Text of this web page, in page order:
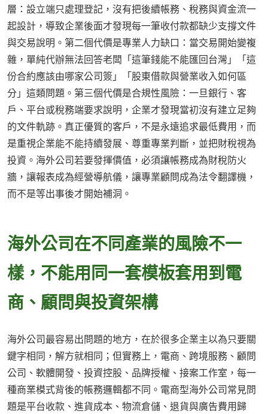
層：設立端只處理登記，沒有把後續帳務、稅務與資金流一
起設計，導致企業後面才發現每一筆收付款都缺少支撐文件
與交易說明。第二個代價是專業人力缺口：當交易開始變複
雜，單純代辦無法回答老闆「這筆錢能不能匯回台灣」「這
份合約應該由哪家公司簽」「股東借款與營業收入如何區
分」這類問題。第三個代價是合規性風險：一旦銀行、客
戶、平台或稅務端要求說明，企業才發現當初沒有建立足夠
的文件軌跡。真正優質的客戶，不是永遠追求最低費用，而
是重視企業能不能持續發展、尊重專業判斷，並把財稅視為
投資。海外公司若要發揮價值，必須讓帳務成為財稅防火
牆，讓報表成為經營導航儀，讓專業顧問成為法令翻譯機，
而不是等出事後才開始補洞。
海外公司在不同產業的風險不一
樣，不能用同一套模板套用到電
商、顧問與投資架構
海外公司最容易出問題的地方，在於很多企業主以為只要關
鍵字相同，解方就相同；但實務上，電商、跨境服務、顧問
公司、軟體開發、投資控股、品牌授權、接案工作室，每一
種商業模式背後的帳務邏輯都不同。電商型海外公司常見問
題是平台收款、進貨成本、物流倉儲、退貨與廣告費用歸